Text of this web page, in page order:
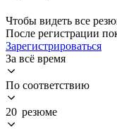
Чтобы видеть все
После регистрации
Зарегистрироваться
За всё время
По соответствию
20 резюме